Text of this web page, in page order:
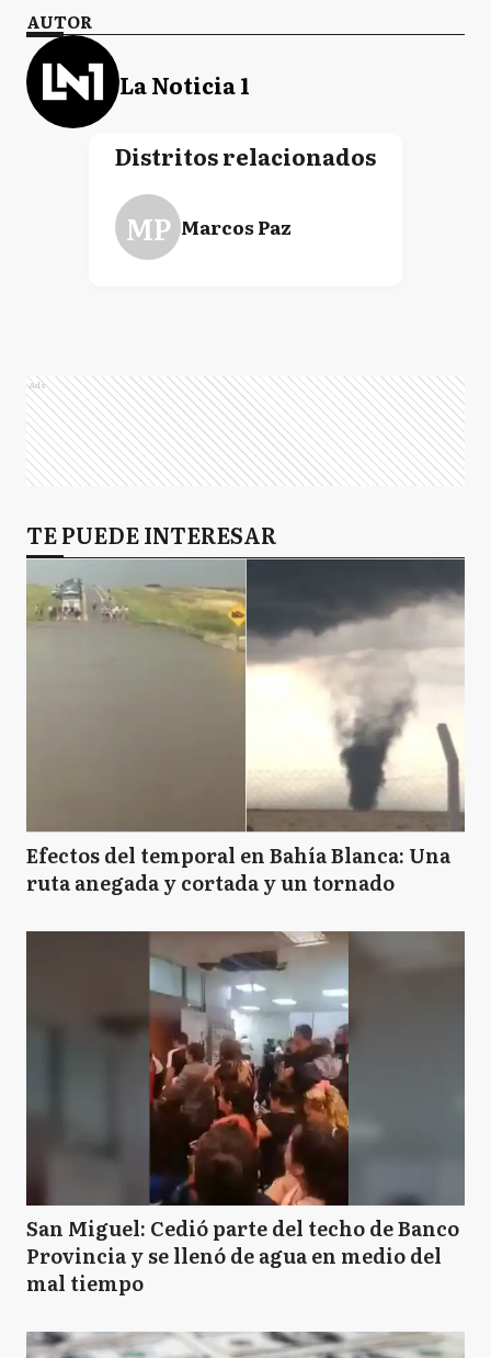
AUTOR
La Noticia 1
Distritos relacionados
MP Marcos Paz
Ads
TE PUEDE INTERESAR
Efectos del temporal en Bahía Blanca: Una
ruta anegada y cortada y un tornado
San Miguel: Cedió parte del techo de Banco
Provincia y se llenó de agua en medio del
mal tiempo